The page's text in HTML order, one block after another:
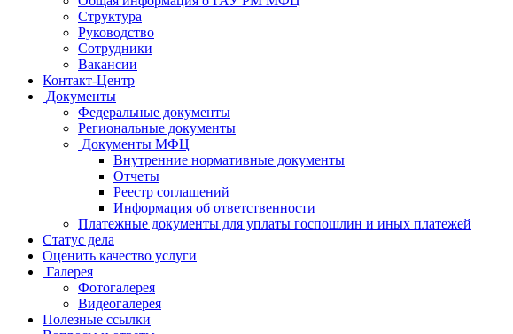
Структура
Руководство
Сотрудники
Вакансии
Контакт-Центр
Документы
Федеральные документы
Региональные документы
Документы МФЦ
Внутренние нормативные документы
Отчеты
Реестр соглашений
Информация об ответственности
Платежные документы для уплаты госпошлин и иных платежей
Статус дела
Оценить качество услуги
Галерея
Фотогалерея
Видеогалерея
Полезные ссылки